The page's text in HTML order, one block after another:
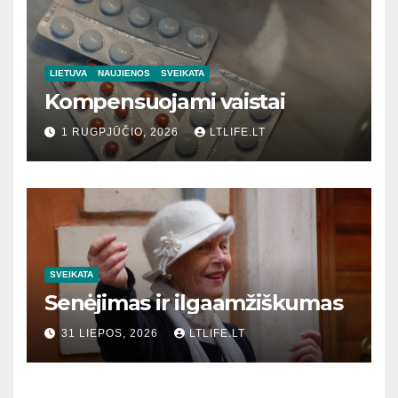
LIETUVA NAUJIENOS SVEIKATA
Kompensuojami vaistai
1 RUGPJŪČIO, 2026 LTLIFE.LT
SVEIKATA
Senėjimas ir ilgaamžiškumas
31 LIEPOS, 2026 LTLIFE.LT